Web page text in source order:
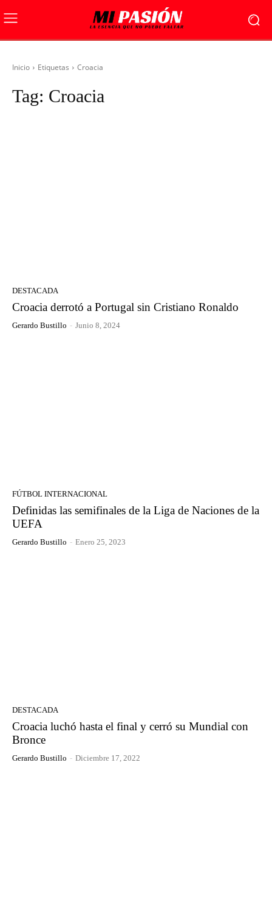
Inicio Etiquetas Croacia
Tag: Croacia
DESTACADA
Croacia derrotó a Portugal sin Cristiano Ronaldo
Gerardo Bustillo - Junio 8, 2024
FÚTBOL INTERNACIONAL
Definidas las semifinales de la Liga de Naciones de la
UEFA
Gerardo Bustillo - Enero 25, 2023
DESTACADA
Croacia luchó hasta el final y cerró su Mundial con
Bronce
Gerardo Bustillo - Diciembre 17, 2022